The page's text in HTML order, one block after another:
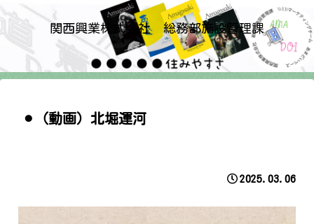
関西興業株式会社 総務部施設管理課
⚫︎（動画）北堀運河
2025.03.06